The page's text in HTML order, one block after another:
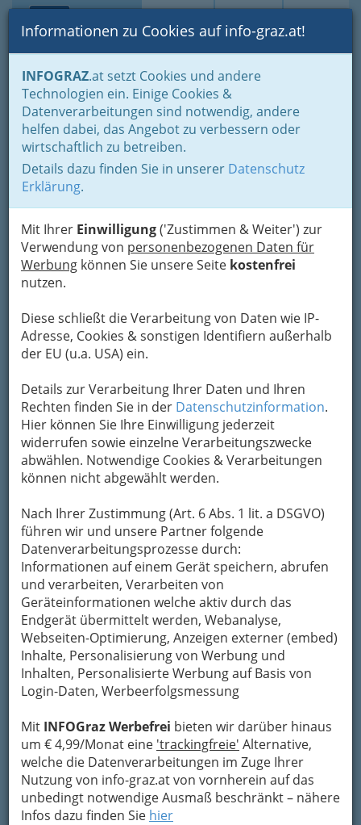
Suche Login Toggle
Informationen zu Cookies auf info-graz.at!
INFOGRAZ.at setzt Cookies und andere
Technologien ein. Einige Cookies &
Datenverarbeitungen sind notwendig, andere
helfen dabei, das Angebot zu verbessern oder
wirtschaftlich zu betreiben.
Details dazu finden Sie in unserer Datenschutz
Erklärung.
Mit Ihrer Einwilligung('Zustimmen & Weiter') zur
Verwendung von personenbezogenen Daten für
Werbung können Sie unsere Seite kostenfrei
nutzen.
Diese schließt die Verarbeitung von Daten wie IP-
Adresse, Cookies & sonstigen Identifiern außerhalb
der EU (u.a. USA) ein.
Details zur Verarbeitung Ihrer Daten und Ihren
Rechten finden Sie in der Datenschutzinformation.
Hier können Sie Ihre Einwilligung jederzeit
widerrufen sowie einzelne Verarbeitungszwecke
abwählen. Notwendige Cookies & Verarbeitungen
können nicht abgewählt werden.
Nach Ihrer Zustimmung (Art. 6 Abs. 1 lit. a DSGVO)
führen wir und unsere Partner folgende
Datenverarbeitungsprozesse durch:
Informationen auf einem Gerät speichern, abrufen
und verarbeiten, Verarbeiten von
Geräteinformationen welche aktiv durch das
Endgerät übermittelt werden, Webanalyse,
Webseiten-Optimierung, Anzeigen externer (embed)
Inhalte, Personalisierung von Werbung und
Inhalten, Personalisierte Werbung auf Basis von
Login-Daten, Werbeerfolgsmessung
Mit INFOGraz Werbefrei bieten wir darüber hinaus
um € 4,99/Monat eine 'trackingfreie' Alternative,
welche die Datenverarbeitungen im Zuge Ihrer
Nutzung von info-graz.at von vornherein auf das
unbedingt notwendige Ausmaß beschränkt – nähere
Infos dazu finden Sie hier
Home Branchen
Gewerbe, Handwerk, Banken
Information und Consulting
Fachgruppe Unterneh-mensberatung und Informationstechnologie
Gewerbliche Buchhalter nach GewO
Sonja Pauline Albiez
Grazer Straße 36, 8045 Graz
Karte
Navigation
Selbständiger Buch- halter /
Selbständige Buchhalterin
Bilanzbuchhaltung
Buchhalter nach BibuG